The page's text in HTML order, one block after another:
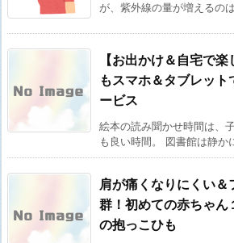
が、紫外線の量が増えるの
【お出かけ＆自宅で
もスマホ＆タブレッ
ービス
絵本の読み聞かせ時間は、
も良い時間。 図書館は静か
肩が痛くなりにくい＆
群！初めての赤ちゃん
の抱っこひも